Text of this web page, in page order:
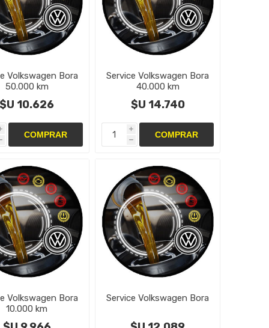
Volkswagen Bora
50.000 km
$U 10.626
Service Volkswagen Bora
40.000 km
$U 14.740
i
h
Volkswagen Bora
10.000 km
Service Volkswagen Bora